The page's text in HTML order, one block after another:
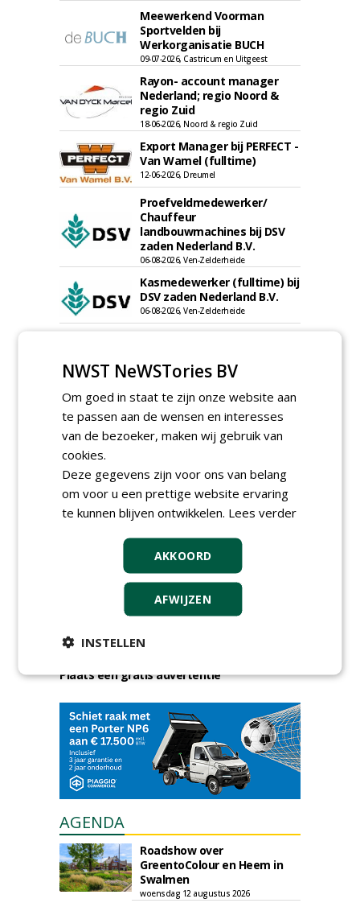
Meewerkend Voorman
Sportvelden bij
Werkorganisatie BUCH
09-07-2026, Castricum en Uitgeest
Rayon- account manager
Nederland; regio Noord &
regio Zuid
18-06-2026, Noord & regio Zuid
Export Manager bij PERFECT -
Van Wamel (fulltime)
12-06-2026, Dreumel
Proefveldmedewerker/
Chauffeur
landbouwmachines bij DSV
zaden Nederland B.V.
06-08-2026, Ven-Zelderheide
Kasmedewerker (fulltime) bij
DSV zaden Nederland B.V.
06-08-2026, Ven-Zelderheide
30-07-2026, Schalkwijk
Boominspecteur bij
Boomtotaalzorg24-40 uur
30-07-2026, Schalkwijk
GREEN OUTLET
Iedereen kan gratis kleine advertenties
plaatsen via zijn eigen account.
Plaats een gratis advertentie
AGENDA
Roadshow over
GreentoColour en Heem in
Swalmen
woensdag 12 augustus 2026
NWST NeWSTories BV
Om goed in staat te zijn onze website aan
te passen aan de wensen en interesses
van de bezoeker, maken wij gebruik van
cookies.
Deze gegevens zijn voor ons van belang
om voor u een prettige website ervaring
te kunnen blijven ontwikkelen. Lees verder
AKKOORD
AFWIJZEN
INSTELLEN